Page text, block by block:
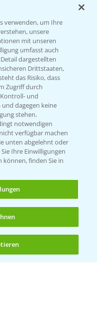
1
uns
Datenschutzerklärung
verwenden, um Ihre
unsere
mit unseren
umfasst auch
dargestellten
Drittstaaten,
das Risiko, dass
Zugriff durch
und
dagegen keine
stehen.
notwendigen
verfügbar machen
unten abgelehnt oder
Ihre Einwilligungen
können, finden Sie in